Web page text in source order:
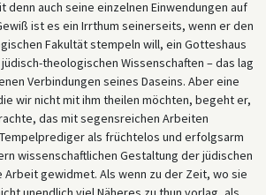
auch seine einzelnen Einwendungen auf
ist es ein Irrthum seinerseits, wenn er den
Fakultät stempeln will, ein Gotteshaus
theologischen Wissenschaften – das lag
Verbindungen seines Daseins. Aber eine
wir nicht mit ihm theilen möchten, begeht er,
das mit segensreichen Arbeiten
als früchtelos und erfolgsarm
wissenschaftlichen Gestaltung der jüdischen
gewidmet. Als wenn zu der Zeit, wo sie